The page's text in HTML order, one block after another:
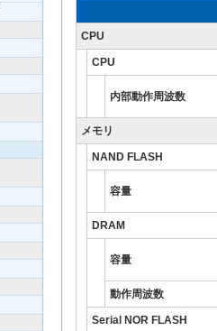
CPU
CPU
内部動作周波数
メモリ
NAND FLASH
容量
DRAM
容量
動作周波数
Serial NOR FLASH